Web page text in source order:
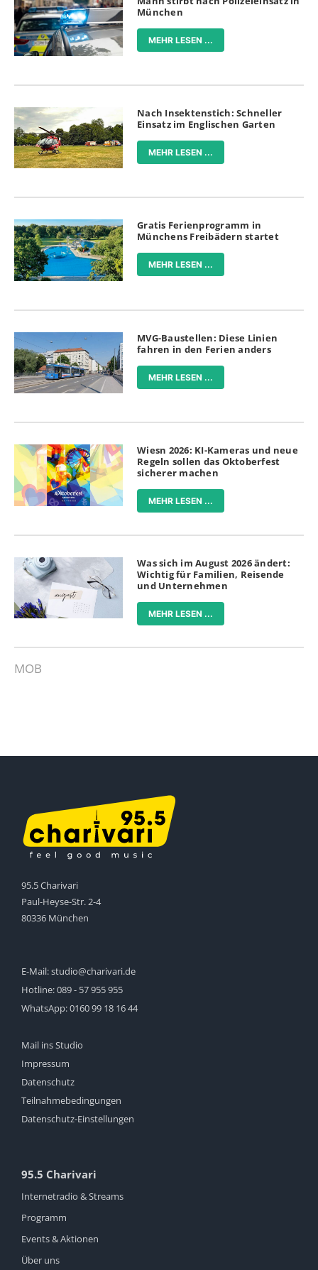
München
MEHR LESEN ...
Nach Insektenstich: Schneller
Einsatz im Englischen Garten
MEHR LESEN ...
Gratis Ferienprogramm in
Münchens Freibädern startet
MEHR LESEN ...
MVG-Baustellen: Diese Linien
fahren in den Ferien anders
MEHR LESEN ...
Wiesn 2026: KI-Kameras und neue
Regeln sollen das Oktoberfest
sicherer machen
MEHR LESEN ...
Was sich im August 2026 ändert:
Wichtig für Familien, Reisende
und Unternehmen
MEHR LESEN ...
MOB
95.5 Charivari
Paul-Heyse-Str. 2-4
80336 München
E-Mail:studio@charivari.de
Hotline:089 - 57 955 955
WhatsApp:0160 99 18 16 44
Mail ins Studio
Impressum
Datenschutz
Teilnahmebedingungen
Datenschutz-Einstellungen
95.5 Charivari
Internetradio & Streams
Programm
Events & Aktionen
Über uns